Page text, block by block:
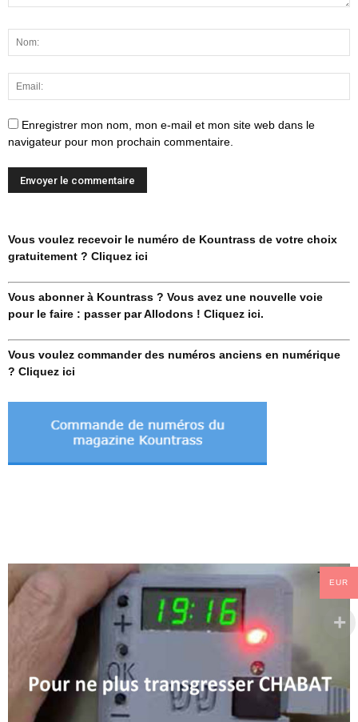
Enregistrer mon nom, mon e-mail et mon site web dans le
navigateur pour mon prochain commentaire.
Vous voulez recevoir le numéro de Kountrass de votre choix
gratuitement ? Cliquez ici
Vous abonner à Kountrass ? Vous avez une nouvelle voie
pour le faire : passer par Allodons ! Cliquez ici.
Vous voulez commander des numéros anciens en numérique
? Cliquez ici
EUR